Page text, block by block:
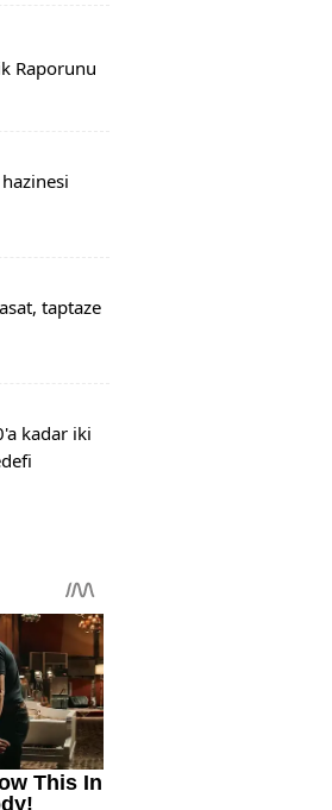
Raporunu
taptaze
kadar iki